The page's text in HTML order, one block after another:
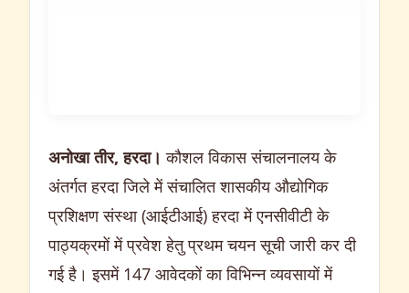
अनोखा तीर, हरदा। कौशल विकास संचालनालय के
अंतर्गत हरदा जिले में संचालित शासकीय औद्योगिक
प्रशिक्षण संस्था (आईटीआई) हरदा में एनसीवीटी के
पाठ्यक्रमों में प्रवेश हेतु प्रथम चयन सूची जारी कर दी
गई है। इसमें 147 आवेदकों का विभिन्न व्यवसायों में